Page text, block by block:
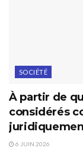
SOCIÉTÉ
À partir de
considérés
6 JUIN 2026